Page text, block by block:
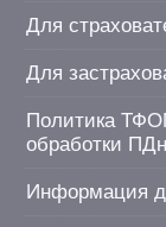
Для
Для
Политика
обработки ПДн
Информация